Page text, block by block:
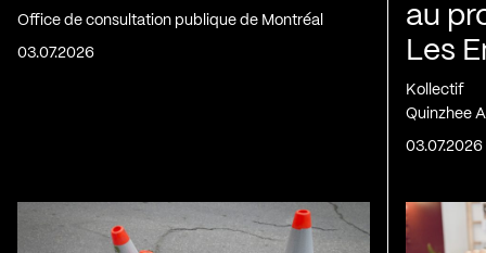
Office de consultation publique de Montréal
03.07.2026
au
Les
Kollectif
Quinzhee
03.07.2026